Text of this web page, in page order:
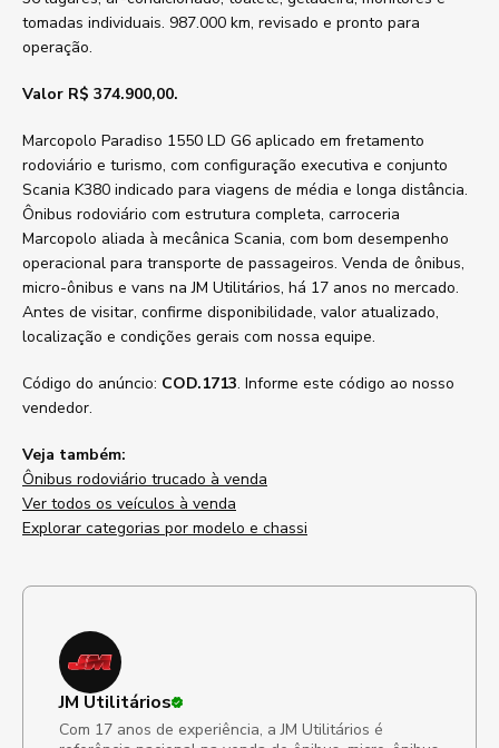
tomadas individuais. 987.000 km, revisado e pronto para
operação.
Valor R$ 374.900,00.
Marcopolo Paradiso 1550 LD G6 aplicado em fretamento
rodoviário e turismo, com configuração executiva e conjunto
Scania K380 indicado para viagens de média e longa distância.
Ônibus rodoviário com estrutura completa, carroceria
Marcopolo aliada à mecânica Scania, com bom desempenho
operacional para transporte de passageiros. Venda de ônibus,
micro-ônibus e vans na JM Utilitários, há 17 anos no mercado.
Antes de visitar, confirme disponibilidade, valor atualizado,
localização e condições gerais com nossa equipe.
Código do anúncio: COD.1713. Informe este código ao nosso
vendedor.
Veja também:
Ônibus rodoviário trucado à venda
Ver todos os veículos à venda
Explorar categorias por modelo e chassi
JM Utilitários
Com 17 anos de experiência, a JM Utilitários é